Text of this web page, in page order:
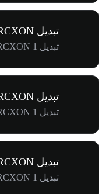
تبدیل LRCXON به IDR
تبدیل 1 LRCXON به Rp5.54M
تبدیل LRCXON به EUR
تبدیل 1 LRCXON به €268.65
تبدیل LRCXON به CAD
تبدیل 1 LRCXON به C$433.29